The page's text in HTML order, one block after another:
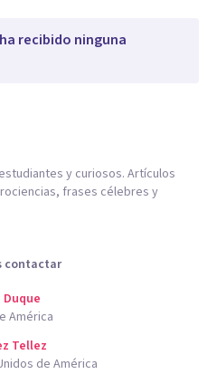
recibido ninguna
y curiosos. Artículos
frases célebres y
contactar
América
Tellez
de América